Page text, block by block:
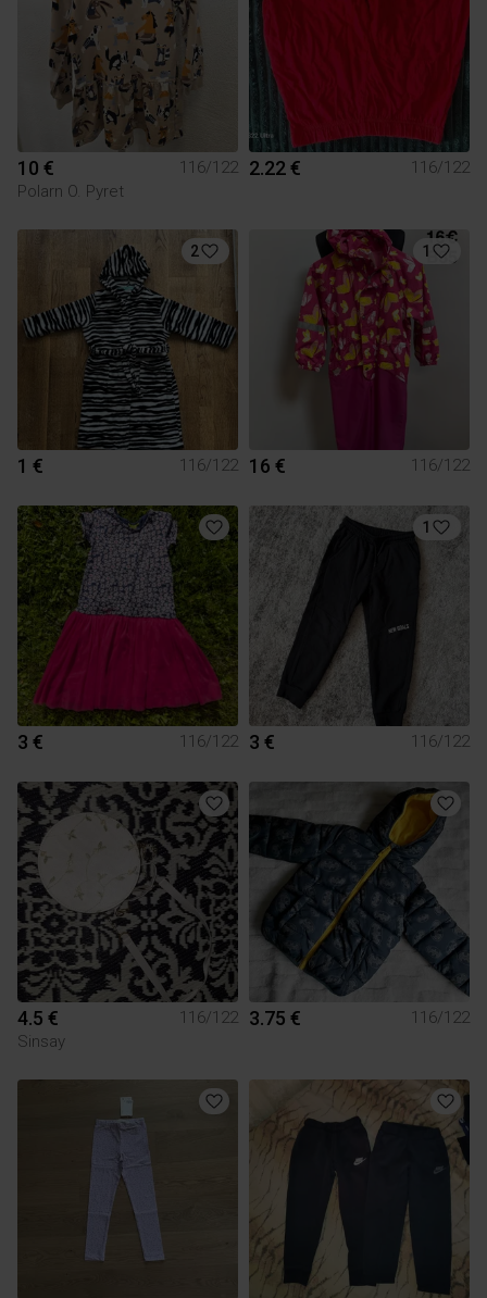
10 €
116/122
Polarn O. Pyret
2.22 € 116/122
2
1 € 116/122
1
16 € 116/122
3 € 116/122
1
3 € 116/122
4.5 €
116/122
Sinsay
3.75 € 116/122